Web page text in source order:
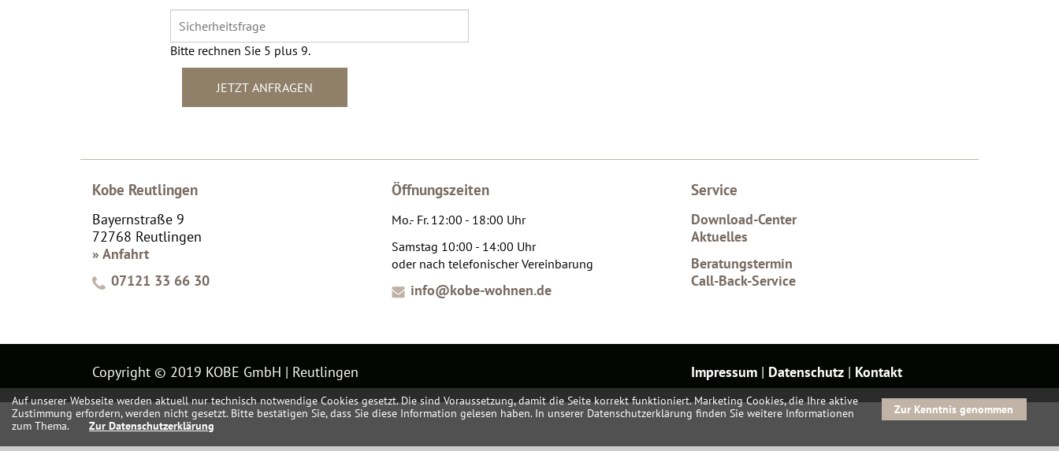
Bitte rechnen Sie 5 plus 9.
JETZT ANFRAGEN
Kobe Reutlingen
Bayernstraße 9
72768 Reutlingen
» Anfahrt
07121 33 66 30
Öffnungszeiten
Mo.- Fr. 12:00 - 18:00 Uhr
Samstag 10:00 - 14:00 Uhr
oder nach telefonischer Vereinbarung
info@kobe-wohnen.de
Service
Download-Center
Aktuelles
Beratungstermin
Call-Back-Service
Copyright © 2019 KOBE GmbH | Reutlingen Impressum | Datenschutz | Kontakt
Auf unserer Webseite werden aktuell nur technisch notwendige Cookies gesetzt. Die sind Voraussetzung, damit die Seite korrekt funktioniert. Marketing Cookies, die Ihre aktive
Zustimmung erfordern, werden nicht gesetzt. Bitte bestätigen Sie, dass Sie diese Information gelesen haben. In unserer Datenschutzerklärung finden Sie weitere Informationen
zum Thema.
Zur Datenschutzerklärung
Zur Kenntnis genommen